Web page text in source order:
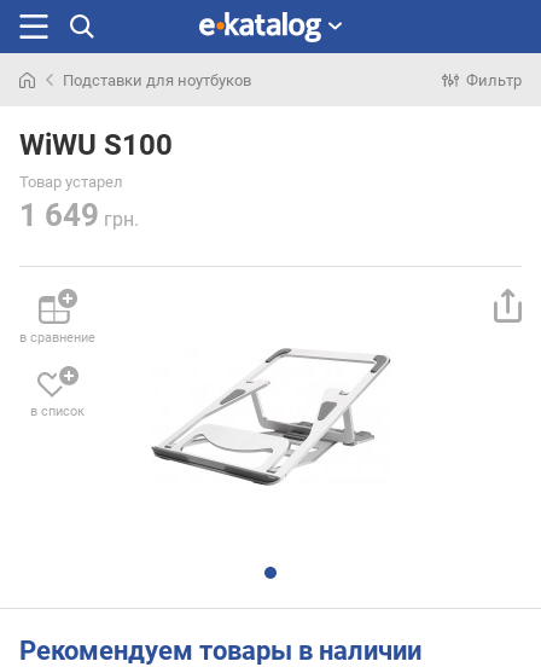
раньше
Подставки для ноутбуков Фильтр
WiWU S100
Товар устарел
1 649 грн.
в сравнение
в список
Рекомендуем товары в наличии